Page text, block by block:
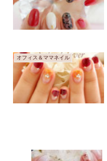
オフィス＆ママネイル